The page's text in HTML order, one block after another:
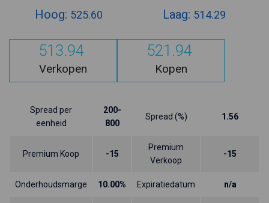
Hoog: 525.60 Laag: 514.29
513.94
Verkopen
521.94
Kopen
Spread per
eenheid
200-
800
Spread (%) 1.56
Premium Koop -15
Premium
Verkoop
-15
Onderhoudsmarge 10.00% Expiratiedatum n/a